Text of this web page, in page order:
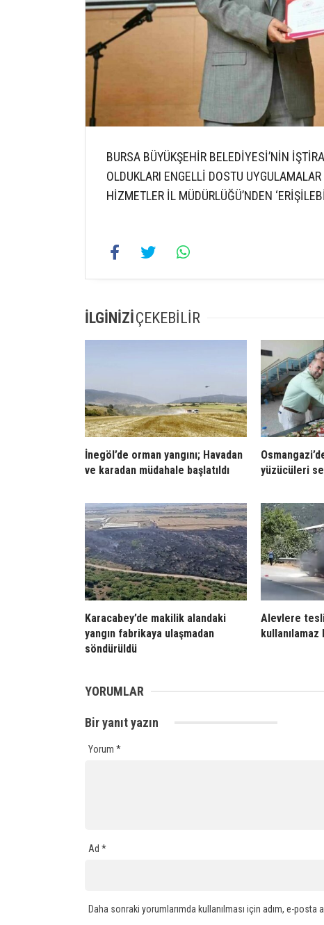
BURSA BÜYÜKŞEHİR BELEDİYESİ’NİN
OLDUKLARI ENGELLİ DOSTU
HİZMETLER İL MÜDÜRLÜĞÜ’NDEN
İLGİNİZİÇEKEBİLİR
İnegöl’de orman yangını; Havadan
ve karadan müdahale başlatıldı
yüzücüleri
Karacabey’de makilik alandaki
yangın fabrikaya ulaşmadan
söndürüldü
Alevlere
YORUMLAR
Bir yanıt yazın
Yorum *
Ad *
Daha sonraki yorumlarımda kullanılması için adım, e-